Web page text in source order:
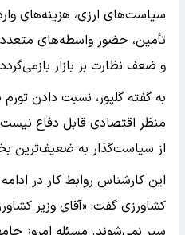
سیاست‌های ارزی، هزینه‌های
تأمین، حضور واسطه‌های
و ضعف نظارت بر بازار
به گفته گلپور، نسبت دادن تورم
منظر اقتصادی قابل دفاع
از سیاست‌گذار به
این کارشناس روابط کار در
کشاورزی گفت: «آقای وزیر